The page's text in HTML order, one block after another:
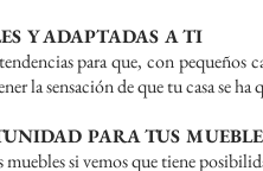
Y ADAPTADAS A TI
para que, con pequeños
la sensación de que tu casa se
PARA TUS
muebles si vemos que tiene